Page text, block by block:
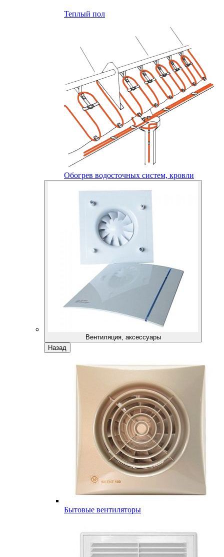
Теплый пол
Обогрев водосточных систем, кровли
Вентиляция, аксессуары
Назад
Бытовые вентиляторы